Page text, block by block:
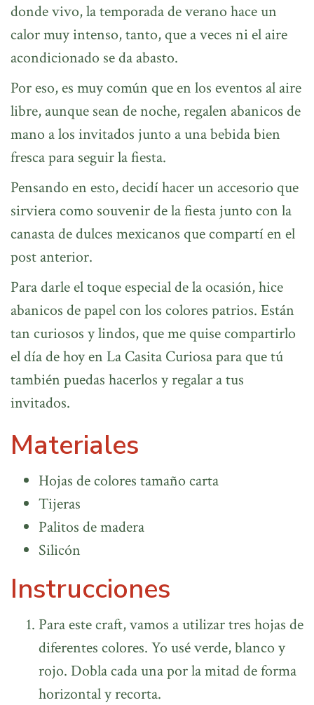
donde vivo, la temporada de verano hace un
calor muy intenso, tanto, que a veces ni el aire
acondicionado se da abasto.
Por eso, es muy común que en los eventos al aire
libre, aunque sean de noche, regalen abanicos de
mano a los invitados junto a una bebida bien
fresca para seguir la fiesta.
Pensando en esto, decidí hacer un accesorio que
sirviera como souvenir de la fiesta junto con la
canasta de dulces mexicanos que compartí en el
post anterior.
Para darle el toque especial de la ocasión, hice
abanicos de papel con los colores patrios. Están
tan curiosos y lindos, que me quise compartirlo
el día de hoy en La Casita Curiosa para que tú
también puedas hacerlos y regalar a tus
invitados.
Materiales
Hojas de colores tamaño carta
Tijeras
Palitos de madera
Silicón
Instrucciones
Para este craft, vamos a utilizar tres hojas de
diferentes colores. Yo usé verde, blanco y
rojo. Dobla cada una por la mitad de forma
horizontal y recorta.